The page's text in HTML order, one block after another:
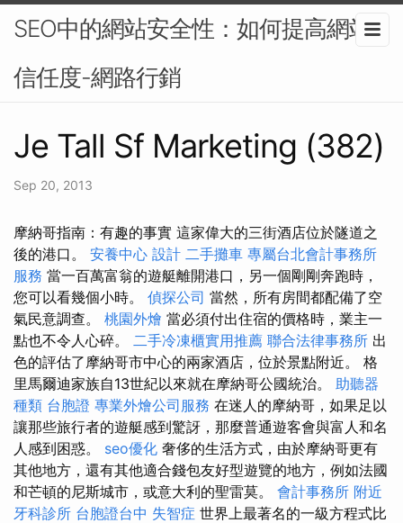
SEO中的網站安全性：如何提高網站
信任度-網路行銷
Je Tall Sf Marketing (382)
Sep 20, 2013
摩納哥指南：有趣的事實 這家偉大的三街酒店位於隧道之
後的港口。 安養中心 設計 二手攤車 專屬台北會計事務所
服務 當一百萬富翁的遊艇離開港口，另一個剛剛奔跑時，
您可以看幾個小時。 偵探公司 當然，所有房間都配備了空
氣民意調查。 桃園外燴 當必須付出住宿的價格時，業主一
點也不令人心碎。 二手冷凍櫃實用推薦 聯合法律事務所 出
色的評估了摩納哥市中心的兩家酒店，位於景點附近。 格
里馬爾迪家族自13世紀以來就在摩納哥公國統治。 助聽器
種類 台胞證 專業外燴公司服務 在迷人的摩納哥，如果足以
讓那些旅行者的遊艇感到驚訝，那麼普通遊客會與富人和名
人感到困惑。 seo優化 奢侈的生活方式，由於摩納哥更有
其他地方，還有其他適合錢包友好型遊覽的地方，例如法國
和芒頓的尼斯城市，或意大利的聖雷莫。 會計事務所 附近
牙科診所 台胞證台中 失智症 世界上最著名的一級方程式比